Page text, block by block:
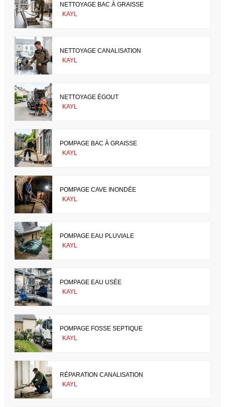
NETTOYAGE BAC À GRAISSE
KAYL
NETTOYAGE CANALISATION
KAYL
NETTOYAGE ÉGOUT
KAYL
POMPAGE BAC À GRAISSE
KAYL
POMPAGE CAVE INONDÉE
KAYL
POMPAGE EAU PLUVIALE
KAYL
POMPAGE EAU USÉE
KAYL
POMPAGE FOSSE SEPTIQUE
KAYL
RÉPARATION CANALISATION
KAYL